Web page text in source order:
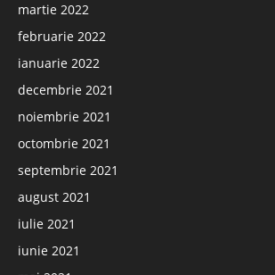
martie 2022
februarie 2022
ianuarie 2022
decembrie 2021
noiembrie 2021
octombrie 2021
septembrie 2021
august 2021
iulie 2021
iunie 2021